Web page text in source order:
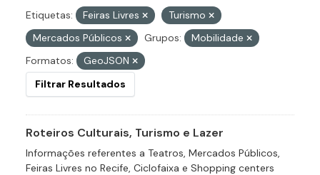
Etiquetas: Feiras Livres
Turismo
Mercados Públicos
Grupos:
Mobilidade
Formatos:
GeoJSON
Filtrar Resultados
Roteiros Culturais, Turismo e Lazer
Informações referentes a Teatros, Mercados Públicos,
Feiras Livres no Recife, Ciclofaixa e Shopping centers